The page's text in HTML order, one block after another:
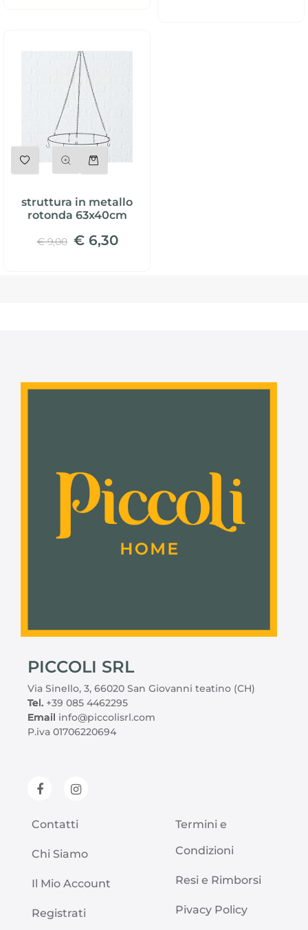
struttura in metallo
rotonda 63x40cm
€ 9,00 € 6,30
PICCOLI SRL
Via Sinello, 3, 66020 San Giovanni teatino (CH)
Tel. +39 085 4462295
Email info@piccolisrl.com
P.iva 01706220694
Contatti
Chi Siamo
Il Mio Account
Registrati
Termini e
Condizioni
Resi e Rimborsi
Pivacy Policy